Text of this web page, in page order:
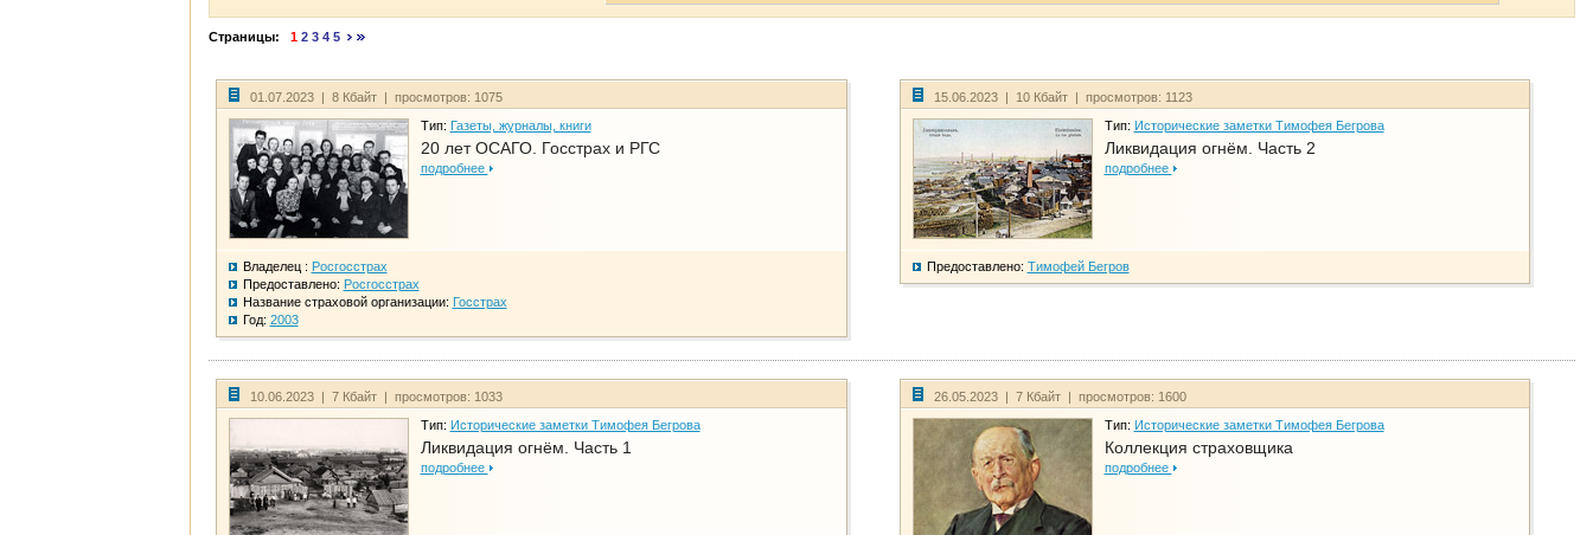
Страницы: 1 2 3 4 5
01.07.2023 | 8 Кбайт | просмотров: 1075
Тип: Газеты, журналы, книги
20 лет ОСАГО. Госстрах и РГС
подробнее
Владелец : Росгосстрах
Предоставлено: Росгосстрах
Название страховой организации: Госстрах
Год: 2003
15.06.2023 | 10 Кбайт | просмотров: 1123
Тип: Исторические заметки Тимофея Бегрова
Ликвидация огнём. Часть 2
подробнее
Предоставлено: Тимофей Бегров
10.06.2023 | 7 Кбайт | просмотров: 1033
Тип: Исторические заметки Тимофея Бегрова
Ликвидация огнём. Часть 1
подробнее
26.05.2023 | 7 Кбайт | просмотров: 1600
Тип: Исторические заметки Тимофея Бегрова
Коллекция страховщика
подробнее